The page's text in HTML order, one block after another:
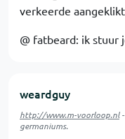
verkeerde
@ fatbeard: ik stuur
weardguy
http://www.m-voorloop.nl
germaniums.